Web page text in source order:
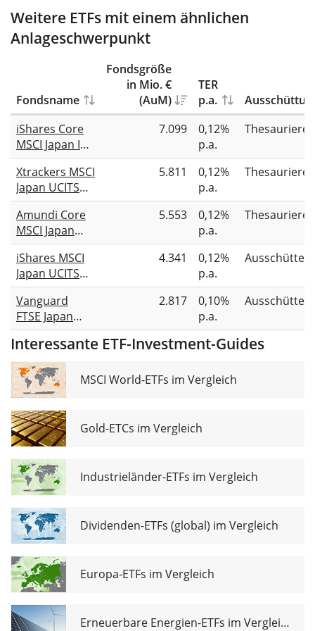
Weitere ETFs mit einem ähnlichen
Anlageschwerpunkt
Fondsname
Fondsgröße
in Mio. €
(AuM)
TER
p.a.
iShares Core
MSCI Japan IMI
UCITS ETF
7.099
0,12%
p.a.
Xtrackers MSCI
Japan UCITS
ETF 1C
5.811
0,12%
p.a.
Amundi Core
MSCI Japan
UCITS ETF Acc
5.553
0,12%
p.a.
iShares MSCI
Japan UCITS
ETF (Dist)
4.341
0,12%
p.a.
Vanguard
FTSE Japan
UCITS ETF
(USD)
Distributing
2.817
0,10%
p.a.
Interessante ETF-Investment-Guides
MSCI World-ETFs im Vergleich
Gold-ETCs im Vergleich
Industrieländer-ETFs im Vergleich
Dividenden-ETFs (global) im Vergleich
Europa-ETFs im Vergleich
Erneuerbare Energien-ETFs im Vergleich